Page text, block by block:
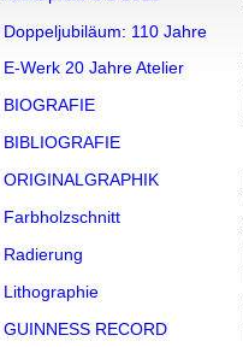
Doppeljubiläum: 110 Jahre
E-Werk 20 Jahre Atelier
BIOGRAFIE
BIBLIOGRAFIE
ORIGINALGRAPHIK
Farbholzschnitt
Radierung
Lithographie
GUINNESS RECORD